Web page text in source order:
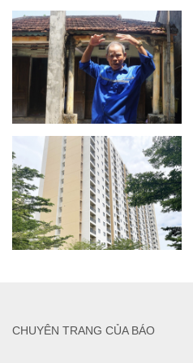
CHUYÊN TRANG CỦA BÁO